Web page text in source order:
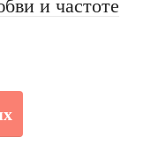
и частоте